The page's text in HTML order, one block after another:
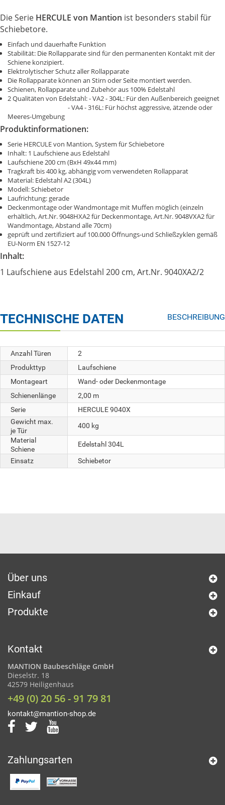
Die Serie HERCULE von Mantion ist besonders stabil für
Schiebetore.
Einfach und dauerhafte Funktion
Stabilität: Die Rollapparate sind für den permanenten Kontakt mit der
Schiene konzipiert.
Elektrolytischer Schutz aller Rollapparate
Die Rollapparate können an Stirn oder Seite montiert werden.
Schienen, Rollapparate und Zubehör aus 100% Edelstahl
2 Qualitäten von Edelstahl: - VA2 - 304L: Für den Außenbereich geeignet
- VA4 - 316L: Für höchst aggressive, ätzende oder
Meeres-Umgebung
Produktinformationen:
Serie HERCULE von Mantion, System für Schiebetore
Inhalt: 1 Laufschiene aus Edelstahl
Laufschiene 200 cm (BxH 49x44 mm)
Tragkraft bis 400 kg, abhängig vom verwendeten Rollapparat
Material: Edelstahl A2 (304L)
Modell: Schiebetor
Laufrichtung: gerade
Deckenmontage oder Wandmontage mit Muffen möglich (einzeln
erhältlich, Art.Nr. 9048HXA2 für Deckenmontage, Art.Nr. 9048VXA2 für
Wandmontage, Abstand alle 70cm)
geprüft und zertifiziert auf 100.000 Öffnungs-und Schließzyklen gemäß
EU-Norm EN 1527-12
Inhalt:
1 Laufschiene aus Edelstahl 200 cm, Art.Nr. 9040XA2/2
TECHNISCHE DATEN BESCHREIBUNG
Anzahl Türen
2
Produkttyp
Laufschiene
Montageart
Wand- oder Deckenmontage
Schienenlänge
2,00 m
Serie
HERCULE 9040X
Gewicht max.
je Tür
400 kg
Material
Schiene
Edelstahl 304L
Einsatz Schiebetor
Über uns
Einkauf
Produkte
Kontakt
MANTION Baubeschläge GmbH
Dieselstr. 18
42579 Heiligenhaus
+49 (0) 20 56 - 91 79 81
kontakt@mantion-shop.de
Zahlungsarten